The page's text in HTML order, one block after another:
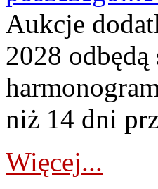
Aukcje
2028 odbędą
niż 14 dni
Więcej...